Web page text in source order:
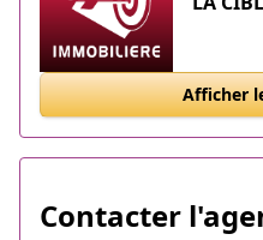
Afficher
Contacter